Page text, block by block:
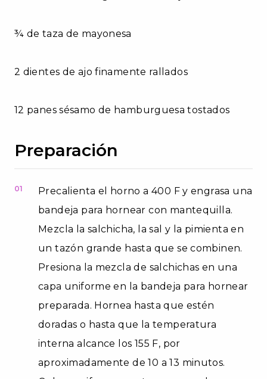
¾ de taza de mayonesa
2 dientes de ajo finamente rallados
12 panes sésamo de hamburguesa tostados
Preparación
01
Precalienta el horno a 400 F y engrasa una
bandeja para hornear con mantequilla.
Mezcla la salchicha, la sal y la pimienta en
un tazón grande hasta que se combinen.
Presiona la mezcla de salchichas en una
capa uniforme en la bandeja para hornear
preparada. Hornea hasta que estén
doradas o hasta que la temperatura
interna alcance los 155 F, por
aproximadamente de 10 a 13 minutos.